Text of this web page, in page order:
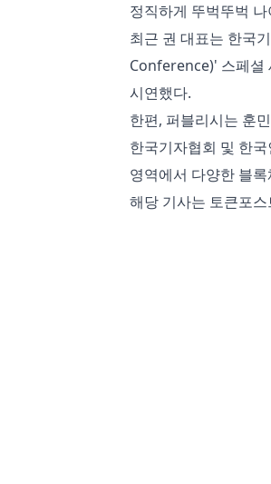
정직하게 뚜벅뚜벅
최근 권 대표는 한국
Conference)' 스페셜
시연했다.
한편, 퍼블리시는 훈
한국기자협회 및 한
영역에서 다양한 블
해당 기사는 토큰포스